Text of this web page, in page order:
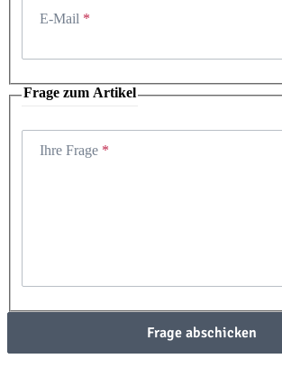
E-Mail
Frage zum Artikel
Ihre Frage
Frage abschicken